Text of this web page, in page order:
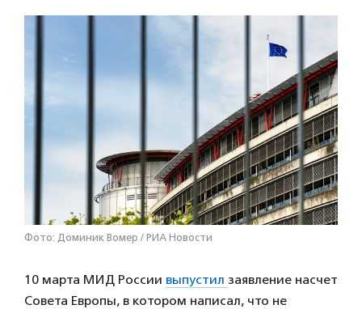
Фото: Доминик Вомер / РИА Новости
10 марта МИД России выпустил заявление насчет
Совета Европы, в котором написал, что не